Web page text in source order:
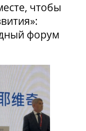
чтобы
форум